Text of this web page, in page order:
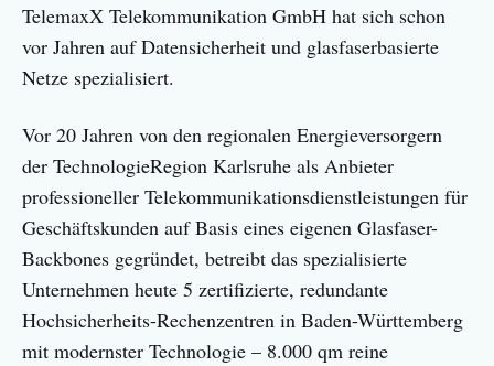
TelemaxX Telekommunikation GmbH hat sich schon
vor Jahren auf Datensicherheit und glasfaserbasierte
Netze spezialisiert.
Vor 20 Jahren von den regionalen Energieversorgern
der TechnologieRegion Karlsruhe als Anbieter
professioneller Telekommunikationsdienstleistungen für
Geschäftskunden auf Basis eines eigenen Glasfaser-
Backbones gegründet, betreibt das spezialisierte
Unternehmen heute 5 zertifizierte, redundante
Hochsicherheits-Rechenzentren in Baden-Württemberg
mit modernster Technologie – 8.000 qm reine